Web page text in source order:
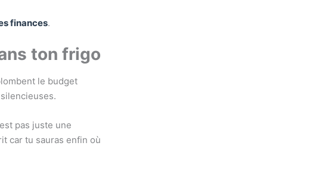
finances.
ton frigo
le budget
silencieuses.
pas juste une
car tu sauras enfin où